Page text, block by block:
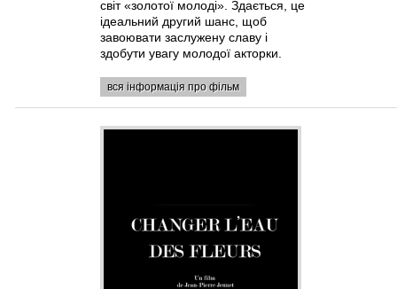
світ «золотої молоді». Здається, це
ідеальний другий шанс, щоб
завоювати заслужену славу і
здобути увагу молодої акторки.
вся інформація про фільм